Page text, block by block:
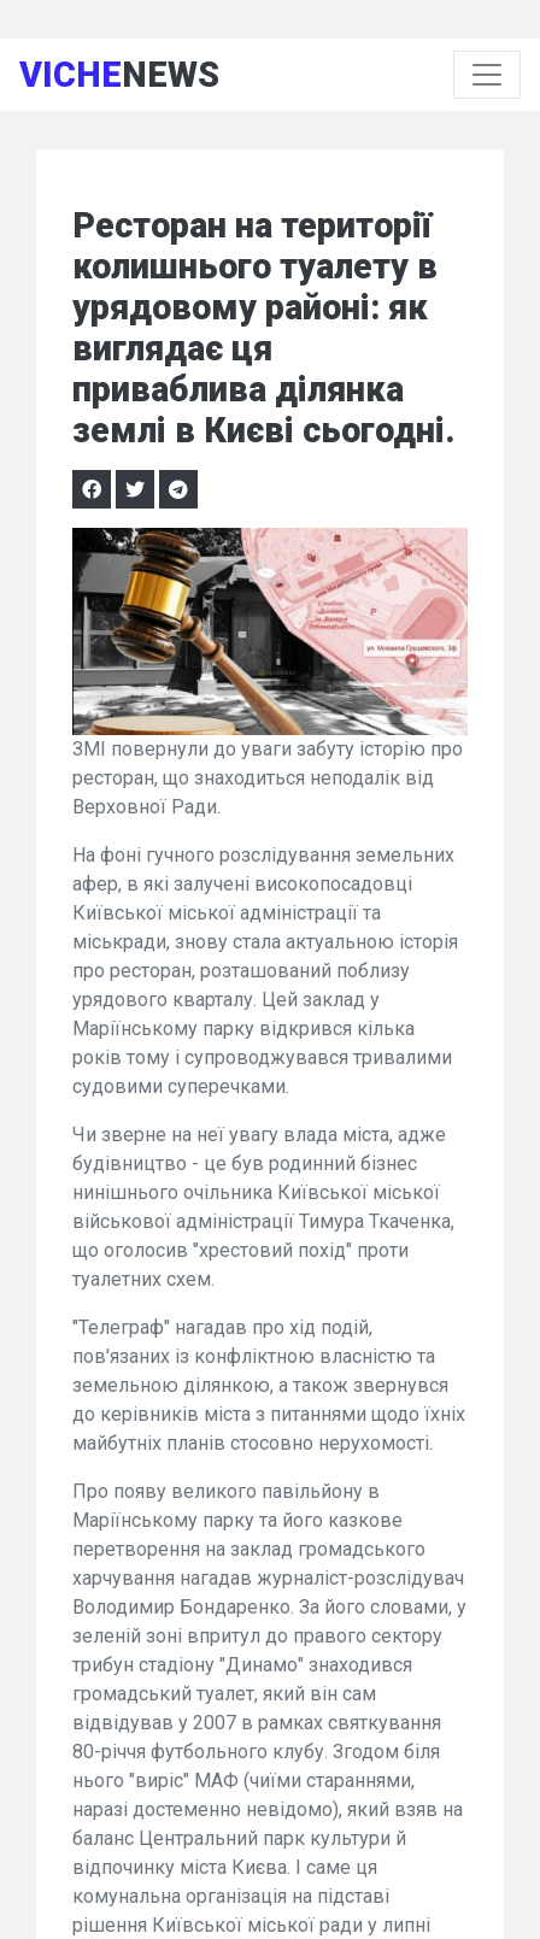
VICHENEWS
Ресторан на території
колишнього туалету в
урядовому районі: як
виглядає ця
приваблива ділянка
землі в Києві сьогодні.
ЗМІ повернули до уваги забуту історію про
ресторан, що знаходиться неподалік від
Верховної Ради.
На фоні гучного розслідування земельних
афер, в які залучені високопосадовці
Київської міської адміністрації та
міськради, знову стала актуальною історія
про ресторан, розташований поблизу
урядового кварталу. Цей заклад у
Маріїнському парку відкрився кілька
років тому і супроводжувався тривалими
судовими суперечками.
Чи зверне на неї увагу влада міста, адже
будівництво - це був родинний бізнес
нинішнього очільника Київської міської
військової адміністрації Тимура Ткаченка,
що оголосив "хрестовий похід" проти
туалетних схем.
"Телеграф" нагадав про хід подій,
пов'язаних із конфліктною власністю та
земельною ділянкою, а також звернувся
до керівників міста з питаннями щодо їхніх
майбутніх планів стосовно нерухомості.
Про появу великого павільйону в
Маріїнському парку та його казкове
перетворення на заклад громадського
харчування нагадав журналіст-розслідувач
Володимир Бондаренко. За його словами, у
зеленій зоні впритул до правого сектору
трибун стадіону "Динамо" знаходився
громадський туалет, який він сам
відвідував у 2007 в рамках святкування
80-річчя футбольного клубу. Згодом біля
нього "виріс" МАФ (чиїми стараннями,
наразі достеменно невідомо), який взяв на
баланс Центральний парк культури й
відпочинку міста Києва. І саме ця
комунальна організація на підставі
рішення Київської міської ради у липні